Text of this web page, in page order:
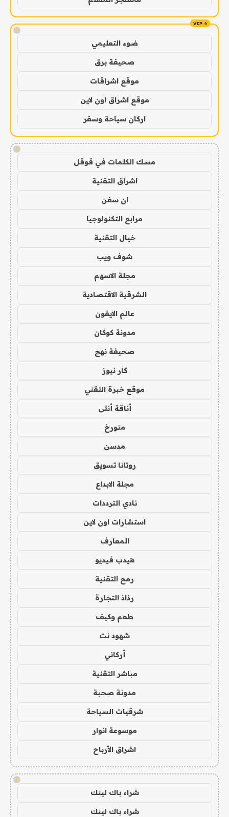
!
ضوء التعليمي
صحيفة برق
موقع اشراقات
موقع اشراق اون لاين
اركان سياحة وسفر
!
مسك الكلمات في قوقل
اشراق التقنية
ان سفن
مرابع التكنولوجيا
خيال التقنية
شوف ويب
مجلة الاسهم
الشرقية الاقتصادية
عالم الايفون
مدونة كوكان
صحيفة نهج
كار نيوز
موقع خبرة التقني
أناقة أنثى
متورخ
مدسن
روتانا تسويق
مجلة الابداع
نادي الترددات
استشارات اون لاين
المعارف
هيدب فيديو
رمح التقنية
رذاذ التجارة
طعم وكيف
شهود نت
أركاني
مباشر التقنية
مدونة صحبة
شرقيات السياحة
موسوعة انوار
اشراق الأرباح
!
شراء باك لينك
شراء باك لينك